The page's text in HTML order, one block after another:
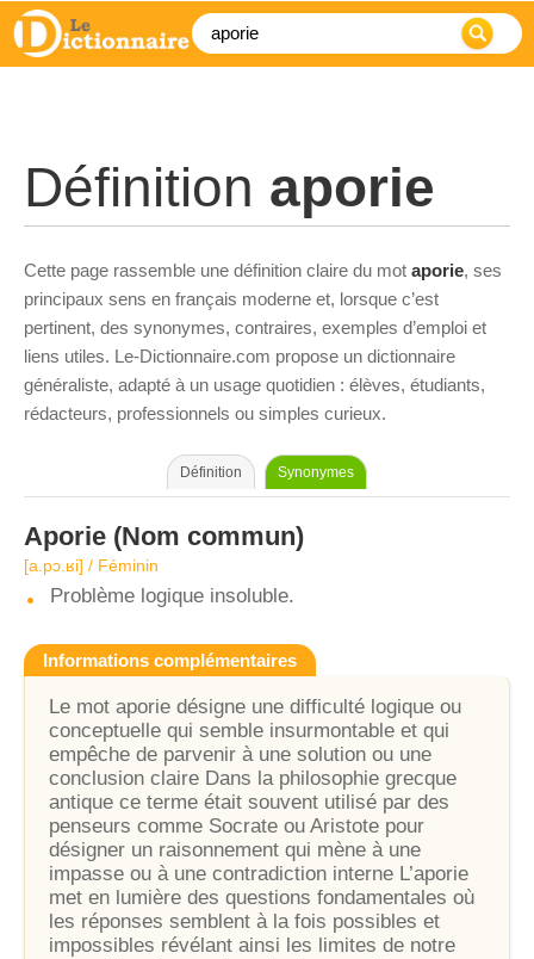
Définition aporie
Cette page rassemble une définition claire du mot aporie, ses
principaux sens en français moderne et, lorsque c’est
pertinent, des synonymes, contraires, exemples d’emploi et
liens utiles. Le-Dictionnaire.com propose un dictionnaire
généraliste, adapté à un usage quotidien : élèves, étudiants,
rédacteurs, professionnels ou simples curieux.
Définition Synonymes
Aporie (Nom commun)
[a.pɔ.ʁi] / Féminin
Problème logique insoluble.
Informations complémentaires
Le mot aporie désigne une difficulté logique ou
conceptuelle qui semble insurmontable et qui
empêche de parvenir à une solution ou une
conclusion claire Dans la philosophie grecque
antique ce terme était souvent utilisé par des
penseurs comme Socrate ou Aristote pour
désigner un raisonnement qui mène à une
impasse ou à une contradiction interne L’aporie
met en lumière des questions fondamentales où
les réponses semblent à la fois possibles et
impossibles révélant ainsi les limites de notre